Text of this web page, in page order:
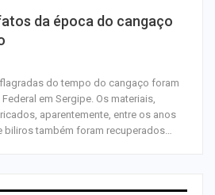
da época do cangaço
do tempo do cangaço foram
em Sergipe. Os materiais,
aparentemente, entre os anos
biliros também foram recuperados…